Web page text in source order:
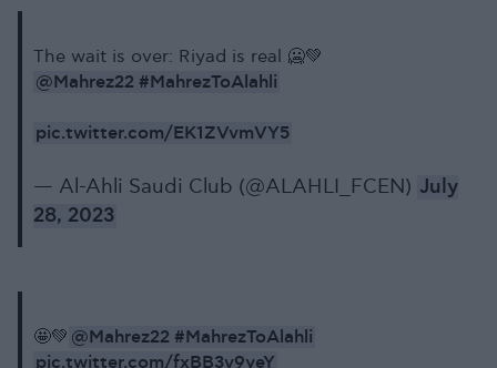
The wait is over: Riyad is real 🥶💚
@Mahrez22 #MahrezToAlahli
pic.twitter.com/EK1ZVvmVY5
— Al-Ahli Saudi Club (@ALAHLI_FCEN) July
28, 2023
🤩💚 @Mahrez22 #MahrezToAlahli
pic.twitter.com/fxBB3v9yeY